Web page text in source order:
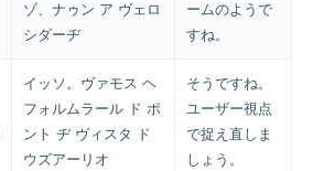
ゾ、ナゥン ア ヴェロ
シダーヂ
ームのようで
すね。
イッソ。ヴァモス ヘ
フォルムラール ド ポ
ント ヂ ヴィスタ ド
ウズアーリオ
そうですね。
ユーザー視点
で捉え直しま
しょう。